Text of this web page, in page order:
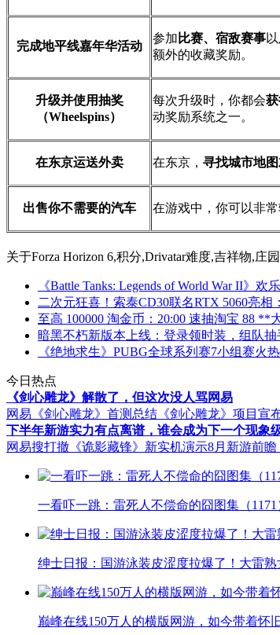
完成地平线嘉年华活动
参加 比赛、宿敌赛事
额外的收藏奖励。
升级并使用抽奖
（Wheelspins）
每次升级时，你都会
动奖励系统之一。
在东京运送外卖 在东京， 寻找城市地
出售你不需要的汽车 在游戏中，你可以非
关于Forza Horizon 6,积分,Drivatar难度,吉祥物,
《Battle Tanks: Legends of World War II》
二次元狂喜！索泰CD30联名RTX 5060亮相
至高 100000 淘金币：20:00 速抽淘宝 88
暗黑不朽新版本上线：登录领时装，组队抽
《绝地求生》PUBG全球系列赛7小组赛火
今日热点
《剑心雕龙》解散了，但这次没人骂网易
网易《剑心雕龙》首测总结 《剑心雕龙》项目宣
下半年新游实力有点离谱，谁会成为下一个现象
网易搜打撤《诡影藏锋》新实机演示8月新游前
一看吓一跳：雷死人不偿命的囧图集（1171
绅士日报：国游泳装皮涩度拉爆了！大雷熟
巅峰在线150万人的横版网游，如今带着怀